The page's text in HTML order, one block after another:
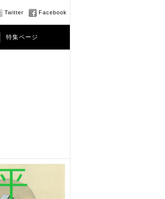
Twitter Facebook
特集ページ